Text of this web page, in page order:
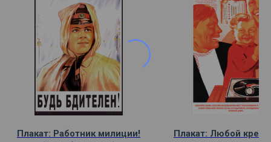
Плакат: Работник милиции!
Плакат: Любой